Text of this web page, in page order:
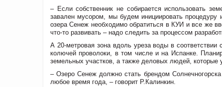
– Если собственник не собирается использовать
завален мусором, мы будем инициировать
озера Сенеж необходимо обратиться в КУИ и все же
что-то развивать – надо следить за процессом
А 20-метровая зона вдоль уреза воды в
колючей проволоки, в том числе и на Испанке.
земельных участков, а также деловых людей, которые
– Озеро Сенеж должно стать брендом
любое время года, – говорит Р.Калинкин.